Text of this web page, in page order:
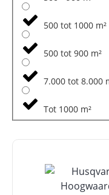
500 tot 1000 m²
500 tot 900 m²
7.000 tot 8.000
Tot 1000 m²